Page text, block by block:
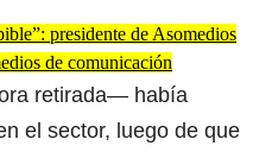
presidente de Asomedios
de comunicación
retirada— había
el sector, luego de que